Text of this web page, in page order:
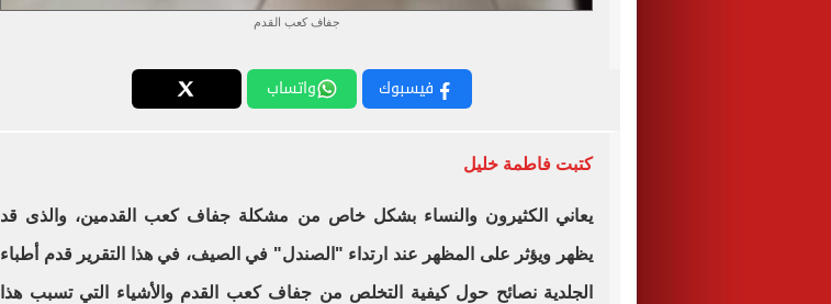
جفاف كعب القدم
فيسبوك واتساب
كتبت فاطمة خليل
يعاني الكثيرون والنساء بشكل خاص من مشكلة جفاف كعب القدمين، والذى قد
يظهر ويؤثر على المظهر عند ارتداء "الصندل" في الصيف، في هذا التقرير قدم أطباء
الجلدية نصائح حول كيفية التخلص من جفاف كعب القدم والأشياء التي تسبب هذا